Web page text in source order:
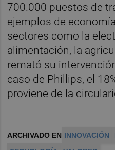
700.000 puestos de
ejemplos de
sectores como la
alimentación, la
remató su
caso de Phillips, el
proviene de la
ARCHIVADO EN INNOVACIÓN